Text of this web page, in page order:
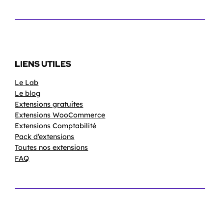
LIENS UTILES
Le Lab
Le blog
Extensions gratuites
Extensions WooCommerce
Extensions Comptabilité
Pack d’extensions
Toutes nos extensions
FAQ